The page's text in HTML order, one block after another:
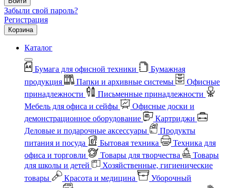
Забыли свой пароль?
Регистрация
Корзина
Каталог
Бумага для офисной техники
Бумажная
продукция
Папки и архивные системы
Офисные
принадлежности
Письменные принадлежности
Мебель для офиса и сейфы
Офисные доски и
демонстрационное оборудование
Картриджи
Деловые и подарочные аксессуары
Продукты
питания и посуда
Бытовая техника
Техника для
офиса и торговли
Товары для творчества
Товары
для школы и детей
Хозяйственные, гигиенические
товары
Красота и медицина
Уборочный